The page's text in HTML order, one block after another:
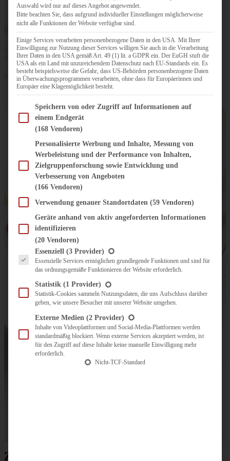
Zubereitung Spargel-Erdbeer-Salat
Auswahl wird nur auf dieses Angebot angewendet.
Bitte beachten Sie, dass aufgrund individueller Einstellungen möglicherweise
nicht alle Funktionen der Website verfügbar sind.
Einige Services verarbeiten personenbezogene Daten in den USA. Mit Ihrer
Einwilligung zur Nutzung dieser Services willigen Sie auch in die Verarbeitung
Ihrer Daten in den USA gemäß Art. 49 (1) lit. a GDPR ein. Der EuGH stuft die
USA als ein Land mit unzureichendem Datenschutz nach EU-Standards ein. Es
besteht beispielsweise die Gefahr, dass US-Behörden personenbezogene Daten
in Überwachungsprogrammen verarbeiten, ohne dass für Europäerinnen und
Europäer eine Klagemöglichkeit besteht.
Im Folgenden finden Sie eine Liste der Zwecke des IAB Transparency and Consent
Speichern von oder Zugriff auf Informationen auf
einem Endgerät
(168 Vendoren)
Personalisierte Werbung und Inhalte, Messung von
Werbeleistung und der Performance von Inhalten,
Zielgruppenforschung sowie Entwicklung und
Verbesserung von Angeboten
(166 Vendoren)
Verwendung genauer Standortdaten (59 Vendoren)
Geräte anhand von aktiv angeforderten Informationen
identifizieren
(20 Vendoren)
Es folgt eine Liste der Service-Gruppen, für die eine Einwilligung erteilt werden
Essenziell (3 Provider)
Essenzielle Services ermöglichen grundlegende Funktionen und sind für
das ordnungsgemäße Funktionieren der Website erforderlich.
Statistik (1 Provider)
Statistik-Cookies sammeln Nutzungsdaten, die uns Aufschluss darüber
geben, wie unsere Besucher mit unserer Website umgehen.
Externe Medien (2 Provider)
Inhalte von Videoplattformen und Social-Media-Plattformen werden
standardmäßig blockiert. Wenn externe Services akzeptiert werden, ist
für den Zugriff auf diese Inhalte keine manuelle Einwilligung mehr
erforderlich.
Nicht-TCF-Standard